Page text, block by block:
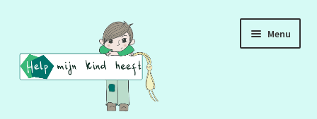
naar
navigatie
de
inhoud
Menu